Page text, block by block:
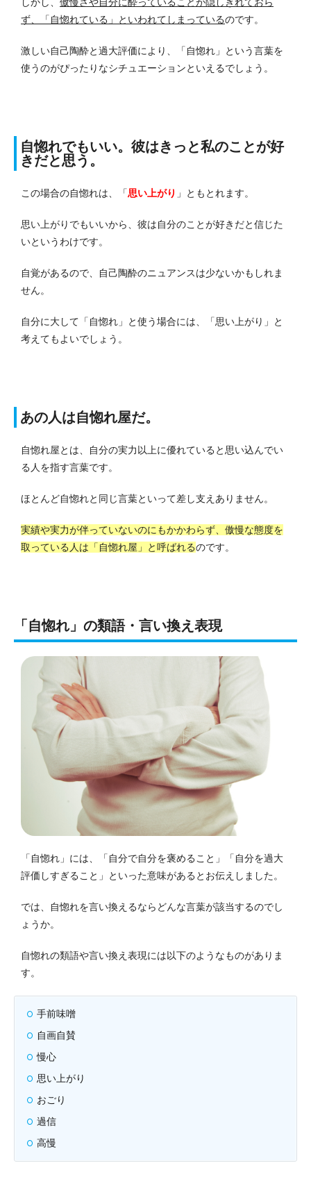
ず、「自惚れている」といわれてしまっているのです。
激しい自己陶酔と過大評価により、「自惚れ」という言葉を
使うのがぴったりなシチュエーションといえるでしょう。
自惚れでもいい。彼はきっと私のことが好
きだと思う。
この場合の自惚れは、「思い上がり 」ともとれます。
思い上がりでもいいから、彼は自分のことが好きだと信じた
いというわけです。
自覚があるので、自己陶酔のニュアンスは少ないかもしれま
せん。
自分に大して「自惚れ」と使う場合には、「思い上がり」と
考えてもよいでしょう。
あの人は自惚れ屋だ。
自惚れ屋とは、自分の実力以上に優れていると思い込んでい
る人を指す言葉です。
ほとんど自惚れと同じ言葉といって差し支えありません。
実績や実力が伴っていないのにもかかわらず、傲慢な態度を
取っている人は「自惚れ屋」と呼ばれるのです。
「自惚れ」の類語・言い換え表現
「自惚れ」には、「自分で自分を褒めること」「自分を過大
評価しすぎること」といった意味があるとお伝えしました。
では、自惚れを言い換えるならどんな言葉が該当するのでし
ょうか。
自惚れの類語や言い換え表現には以下のようなものがありま
す。
手前味噌
自画自賛
慢心
思い上がり
おごり
過信
高慢